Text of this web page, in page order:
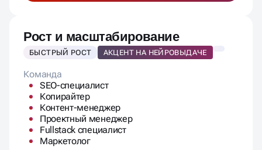
Рост и масштабирование
БЫСТРЫЙ РОСТ АКЦЕНТ НА НЕЙРОВЫДАЧЕ
Команда
SEO-специалист
Копирайтер
Контент-менеджер
Проектный менеджер
Fullstack специалист
Маркетолог